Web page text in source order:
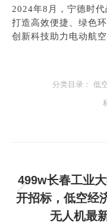
2024年8月，宁德时
打造高效便捷、绿色
创新科技助力电动航
分类目录： 低
章
导
499w长春工业
开招标，低空经
无人机最